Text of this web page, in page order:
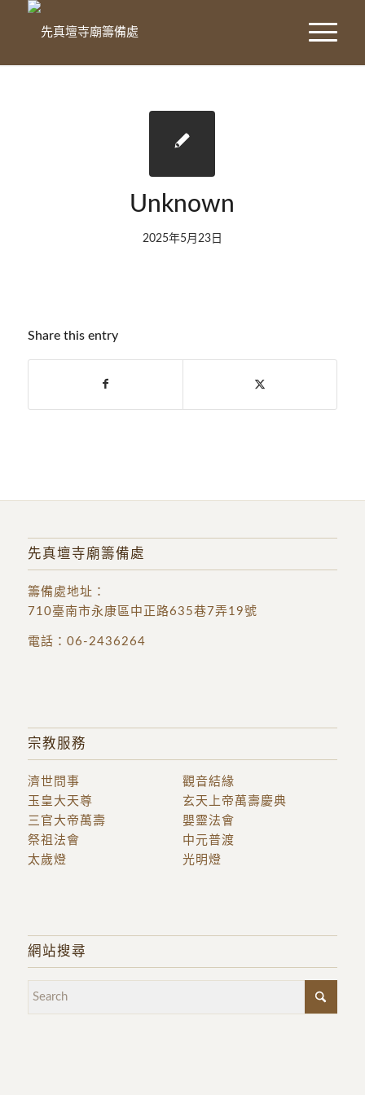
Unknown
2025年5月23日
Share this entry
先真壇寺廟籌備處
籌備處地址 ：
710臺南市永康區中正路635巷7弄19號
電話： 06-2436264
宗教服務
濟世問事
觀音結緣
玉皇大天尊
三官大帝萬壽
玄天上帝萬壽慶典
嬰靈法會
祭祖法會
中元普渡
太歲燈
光明燈
網站搜尋